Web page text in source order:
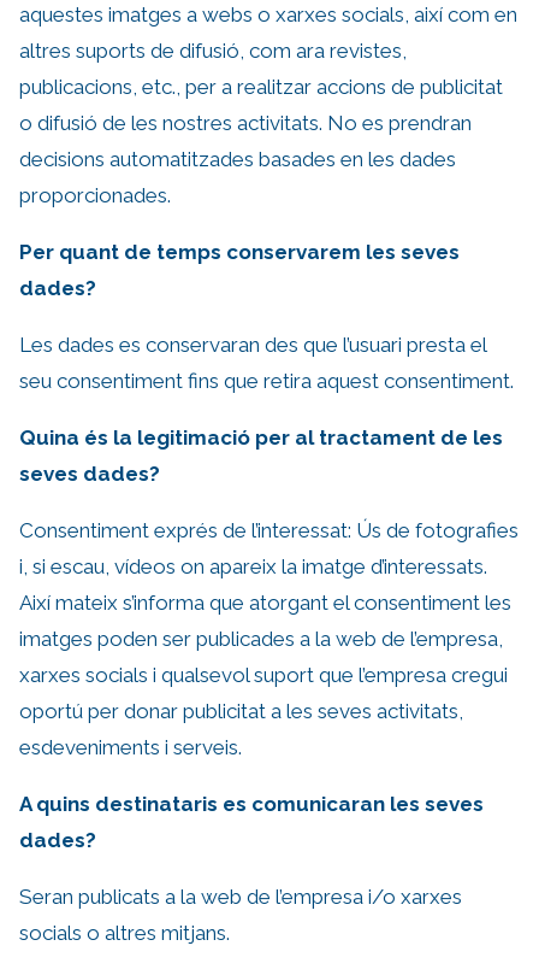
aquestes imatges a webs o xarxes socials, així com en
altres suports de difusió, com ara revistes,
publicacions, etc., per a realitzar accions de publicitat
o difusió de les nostres activitats. No es prendran
decisions automatitzades basades en les dades
proporcionades.
Per quant de temps conservarem les seves
dades?
Les dades es conservaran des que l’usuari presta el
seu consentiment fins que retira aquest consentiment.
Quina és la legitimació per al tractament de les
seves dades?
Consentiment exprés de l’interessat: Ús de fotografies
i, si escau, vídeos on apareix la imatge d’interessats.
Així mateix s’informa que atorgant el consentiment les
imatges poden ser publicades a la web de l’empresa,
xarxes socials i qualsevol suport que l’empresa cregui
oportú per donar publicitat a les seves activitats,
esdeveniments i serveis.
A quins destinataris es comunicaran les seves
dades?
Seran publicats a la web de l’empresa i/o xarxes
socials o altres mitjans.